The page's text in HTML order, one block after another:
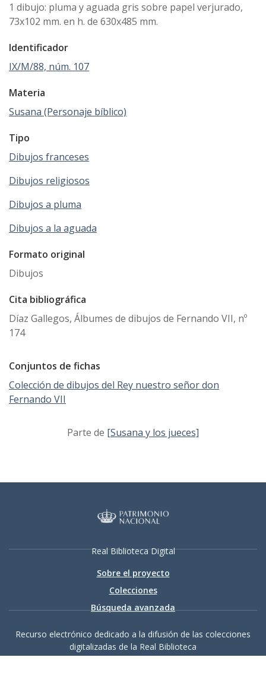
1 dibujo: pluma y aguada gris sobre papel verjurado,
73x102 mm. en h. de 630x485 mm.
Identificador
IX/M/88, núm. 107
Materia
Susana (Personaje bíblico)
Tipo
Dibujos franceses
Dibujos religiosos
Dibujos a pluma
Dibujos a la aguada
Formato original
Dibujos
Cita bibliográfica
Díaz Gallegos, Álbumes de dibujos de Fernando VII, nº
174
Conjuntos de fichas
Colección de dibujos del Rey nuestro señor don
Fernando VII
Parte de [Susana y los jueces]
Real Biblioteca Digital
Sobre el proyecto
Colecciones
Búsqueda avanzada
Recurso electrónico dedicado a la difusión de las colecciones
digitalizadas de la Real Biblioteca